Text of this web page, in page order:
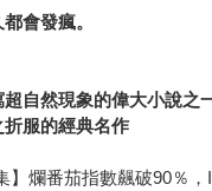
會發瘋。
自然現象的偉大小說之
服的經典名作
】爛番茄指數飆破90％